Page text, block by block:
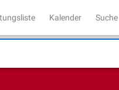
Kalender Suche